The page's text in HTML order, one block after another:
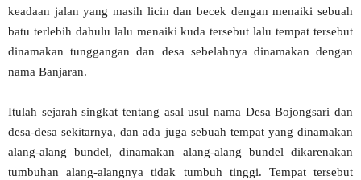
keadaan jalan yang masih licin dan becek dengan menaiki sebuah
batu terlebih dahulu lalu menaiki kuda tersebut lalu tempat tersebut
dinamakan tunggangan dan desa sebelahnya dinamakan dengan
nama Banjaran.
Itulah sejarah singkat tentang asal usul nama Desa Bojongsari dan
desa-desa sekitarnya, dan ada juga sebuah tempat yang dinamakan
alang-alang bundel, dinamakan alang-alang bundel dikarenakan
tumbuhan alang-alangnya tidak tumbuh tinggi. Tempat tersebut